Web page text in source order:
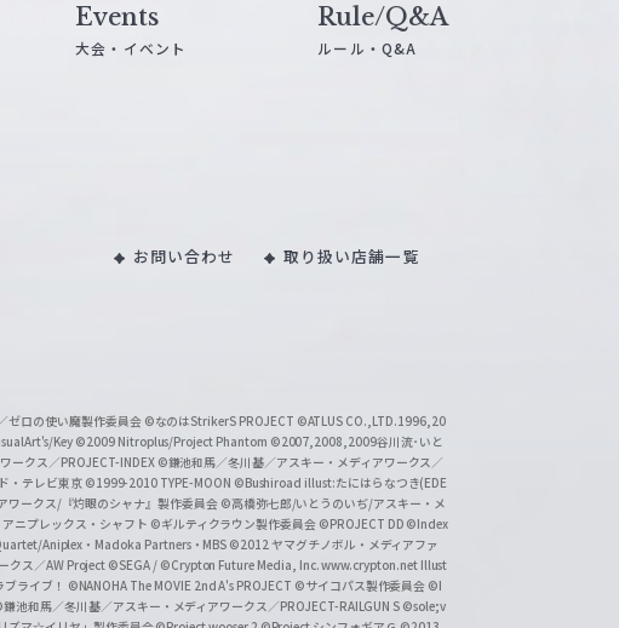
Events
大会・イベント
Rule/Q&A
ルール・Q&A
お問い合わせ 取り扱い店舗一覧
ゼロの使い魔製作委員会 ©なのはStrikerS PROJECT ©ATLUS CO.,LTD.1996,20
Key ©2009 Nitroplus/Project Phantom ©2007,2008,2009谷川流･いと
ークス／PROJECT-INDEX ©鎌池和馬／冬川基／アスキー・メディアワークス／
・テレビ東京 ©1999-2010 TYPE-MOON ©Bushiroad illust:たにはらなつき(EDE
ワークス/『灼眼のシャナ』製作委員会 ©高橋弥七郎/いとうのいぢ/アスキー・メ
ニプレックス・シャフト ©ギルティクラウン製作委員会 ©PROJECT DD ©Index
Aniplex・Madoka Partners・MBS ©2012 ヤマグチノボル・メディアファ
クス／AW Project ©SEGA / ©Crypton Future Media, Inc. www.crypton.net Illust
ライブ！ ©NANOHA The MOVIE 2nd A's PROJECT ©サイコパス製作委員会 ©I
池和馬／冬川基／アスキー・メディアワークス／PROJECT-RAILGUN S ©sole;v